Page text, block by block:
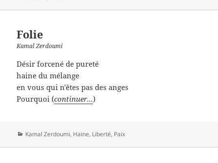
Folie
Kamal Zerdoumi
Désir forcené de pureté
haine du mélange
en vous qui n'êtes pas des anges
Pourquoi (continuer...)
Catégories
Kamal Zerdoumi, Haine, Liberté, Paix